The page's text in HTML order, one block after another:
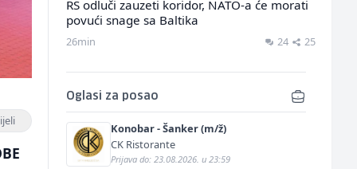
RS odluči zauzeti koridor, NATO-a će morati
povući snage sa Baltika
26min 24 25
Oglasi za posao
Konobar - Šanker (m/ž)
CK Ristorante
Prijava do: 23.08.2026. u 23:59